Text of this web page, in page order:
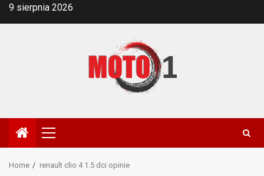
Skip9 sierpnia 2026
Primary
Menu
Home renault clio 4 1.5 dci opinie